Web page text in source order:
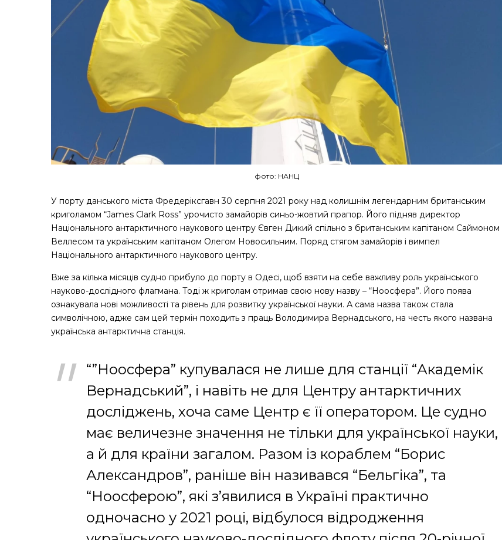
фото: НАНЦ
У порту данського міста Фредеріксгавн 30 серпня 2021 року над колишнім легендарним британським
криголамом “James Clark Ross” урочисто замайорів синьо-жовтий прапор. Його підняв директор
Національного антарктичного наукового центру Євген Дикий спільно з британським капітаном Саймоном
Веллесом та українським капітаном Олегом Новосильним. Поряд стягом замайорів і вимпел
Національного антарктичного наукового центру.
Вже за кілька місяців судно прибуло до порту в Одесі, щоб взяти на себе важливу роль українського
науково-дослідного флагмана. Тоді ж криголам отримав свою нову назву – “Ноосфера”. Його поява
ознакувала нові можливості та рівень для розвитку української науки. А сама назва також стала
символічною, адже сам цей термін походить з праць Володимира Вернадського, на честь якого названа
українська антарктична станція.
“”Ноосфера” купувалася не лише для станції “Академік
Вернадський”, і навіть не для Центру антарктичних
досліджень, хоча саме Центр є її оператором. Це судно
має величезне значення не тільки для української науки,
а й для країни загалом. Разом із кораблем “Борис
Александров”, раніше він називався “Бельгіка”, та
“Ноосферою”, які з’явилися в Україні практично
одночасно у 2021 році, відбулося відродження